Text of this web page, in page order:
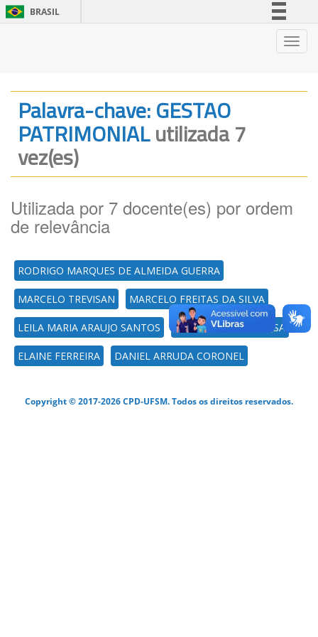
BRASIL
Legislação
Canais
Palavra-chave: GESTAO
PATRIMONIALutilizada 7
vez(es)
Utilizada por 7 docente(es) por ordem
de relevância
RODRIGO MARQUES DE ALMEIDA GUERRA
MARCELO TREVISAN MARCELO FREITAS DA SILVA
LEILA MARIA ARAUJO SANTOS LEANDRA BOER POSSA
ELAINE FERREIRA DANIEL ARRUDA CORONEL
Copyright © 2017-2026 CPD-UFSM. Todos os direitos reservados.